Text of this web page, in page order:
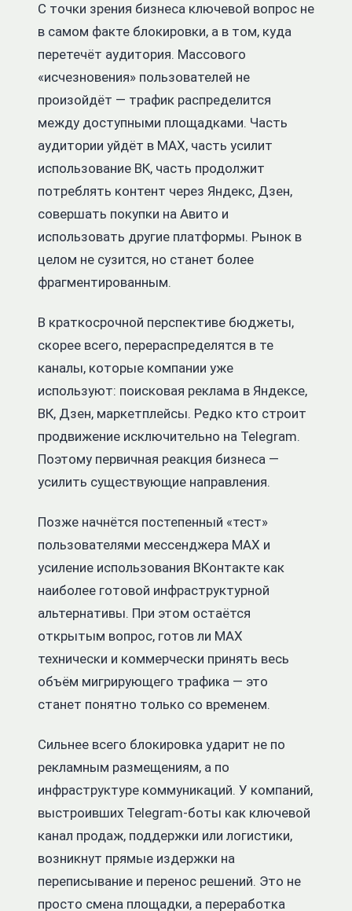
С точки зрения бизнеса ключевой вопрос не
в самом факте блокировки, а в том, куда
перетечёт аудитория. Массового
«исчезновения» пользователей не
произойдёт — трафик распределится
между доступными площадками. Часть
аудитории уйдёт в MAX, часть усилит
использование ВК, часть продолжит
потреблять контент через Яндекс, Дзен,
совершать покупки на Авито и
использовать другие платформы. Рынок в
целом не сузится, но станет более
фрагментированным.
В краткосрочной перспективе бюджеты,
скорее всего, перераспределятся в те
каналы, которые компании уже
используют: поисковая реклама в Яндексе,
ВК, Дзен, маркетплейсы. Редко кто строит
продвижение исключительно на Telegram.
Поэтому первичная реакция бизнеса —
усилить существующие направления.
Позже начнётся постепенный «тест»
пользователями мессенджера MAX и
усиление использования ВКонтакте как
наиболее готовой инфраструктурной
альтернативы. При этом остаётся
открытым вопрос, готов ли MAX
технически и коммерчески принять весь
объём мигрирующего трафика — это
станет понятно только со временем.
Сильнее всего блокировка ударит не по
рекламным размещениям, а по
инфраструктуре коммуникаций. У компаний,
выстроивших Telegram-боты как ключевой
канал продаж, поддержки или логистики,
возникнут прямые издержки на
переписывание и перенос решений. Это не
просто смена площадки, а переработка